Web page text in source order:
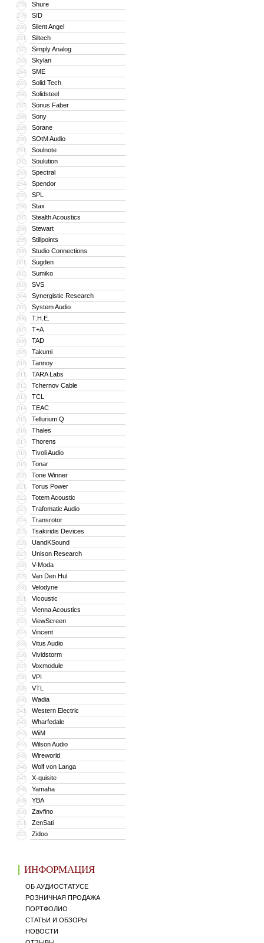
278 Shure
279 SID
280 Silent Angel
281 Siltech
282 Simply Analog
283 Skylan
284 SME
285 Solid Tech
286 Solidsteel
287 Sonus Faber
288 Sony
289 Sorane
290 SOtM Audio
291 Soulnote
292 Soulution
293 Spectral
294 Spendor
295 SPL
296 Stax
297 Stealth Acoustics
298 Stewart
299 Stillpoints
300 Studio Connections
301 Sugden
302 Sumiko
303 SVS
304 Synergistic Research
305 System Audio
306 T.H.E.
307 T+A
308 TAD
309 Takumi
310 Tannoy
311 TARA Labs
312 Tchernov Cable
313 TCL
314 TEAC
315 Tellurium Q
316 Thales
317 Thorens
318 Tivoli Audio
319 Tonar
320 Tone Winner
321 Torus Power
322 Totem Acoustic
323 Trafomatic Audio
324 Transrotor
325 Tsakiridis Devices
326 UandKSound
327 Unison Research
328 V-Moda
329 Van Den Hul
330 Velodyne
331 Vicoustic
332 Vienna Acoustics
333 ViewScreen
334 Vincent
335 Vitus Audio
336 Vividstorm
337 Voxmodule
338 VPI
339 VTL
340 Wadia
341 Western Electric
342 Wharfedale
343 WiiM
344 Wilson Audio
345 Wireworld
346 Wolf von Langa
347 X-quisite
348 Yamaha
349 YBA
350 Zavfino
351 ZenSati
352 Zidoo
ИНФОРМАЦИЯ
ОБ АУДИОСТАТУСЕ
РОЗНИЧНАЯ ПРОДАЖА
ПОРТФОЛИО
СТАТЬИ И ОБЗОРЫ
НОВОСТИ